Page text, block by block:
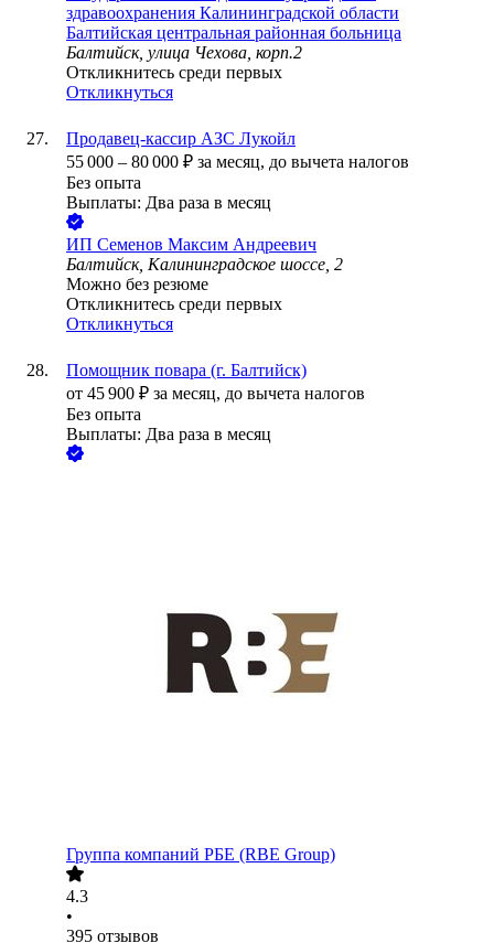
здравоохранения Калининградской области
Балтийская центральная районная больница
Балтийск, улица Чехова, корп.2
Откликнитесь среди первых
Откликнуться
Продавец-кассир АЗС Лукойл
55 000 – 80 000 ₽ за месяц, до вычета налогов
Без опыта
Выплаты: Два раза в месяц
ИП Семенов Максим Андреевич
Балтийск, Калининградское шоссе, 2
Можно без резюме
Откликнитесь среди первых
Откликнуться
Помощник повара (г. Балтийск)
от 45 900 ₽ за месяц, до вычета налогов
Без опыта
Выплаты: Два раза в месяц
Группа компаний РБЕ (RBE Group)
4.3
•
395 отзывов